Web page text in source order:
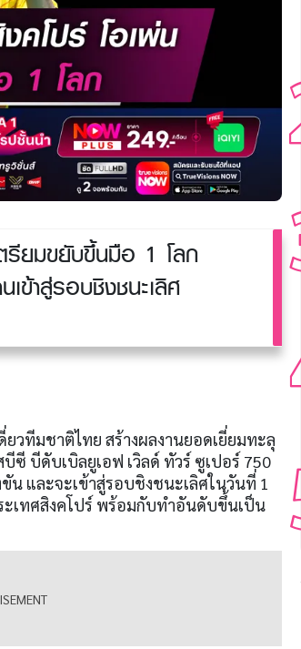
ยมขยับขึ้นมือ 1 โลก
เข้าสู่รอบชิงชนะเลิศ
ทีมชาติไทย สร้างผลงานยอดเยี่ยมทะลุ
ซี บีดับเบิลยูเอฟ เวิลด์ ทัวร์ ซูเปอร์ 750
ขัน และจะเข้าสู่รอบชิงชนะเลิศในวันที่ 1
ะเทศสิงคโปร์ พร้อมกับทำอันดับขึ้นเป็น